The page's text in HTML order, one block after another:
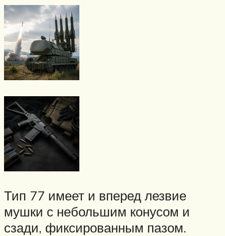
Тип 77 имеет и вперед лезвие
мушки с небольшим конусом и
сзади, фиксированным пазом.